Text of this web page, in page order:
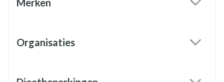
Merken
Organisaties